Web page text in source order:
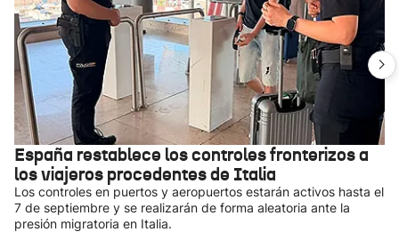
España restablece los controles fronterizos a
los viajeros procedentes de Italia
Los controles en puertos y aeropuertos estarán activos hasta el
7 de septiembre y se realizarán de forma aleatoria ante la
presión migratoria en Italia.